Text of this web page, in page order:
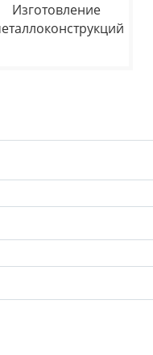
Изготовление